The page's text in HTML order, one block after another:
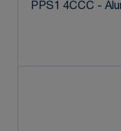
PPS1 4CCC -